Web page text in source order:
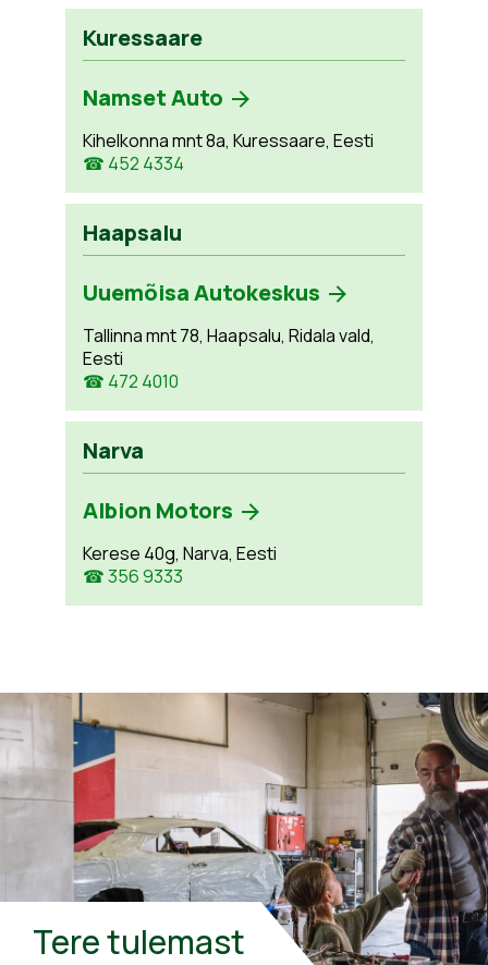
Kuressaare
Namset Auto
Kihelkonna mnt 8a, Kuressaare, Eesti
☎ 452 4334
Haapsalu
Uuemõisa Autokeskus
Tallinna mnt 78, Haapsalu, Ridala vald,
Eesti
☎ 472 4010
Narva
Albion Motors
Kerese 40g, Narva, Eesti
☎ 356 9333
Tere tulemast